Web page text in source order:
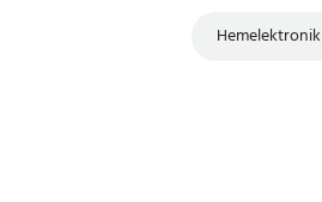
Hemelektronik